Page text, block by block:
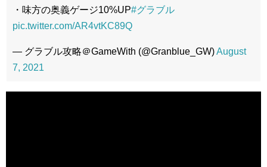
・味方の奥義ゲージ10%UP#グラブル
pic.twitter.com/AR4vtKC89Q
— グラブル攻略＠GameWith (@Granblue_GW)August
7, 2021